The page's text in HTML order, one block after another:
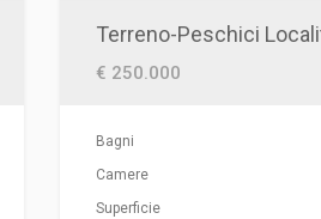
€ 250.000
Bagni
Camere
Superficie